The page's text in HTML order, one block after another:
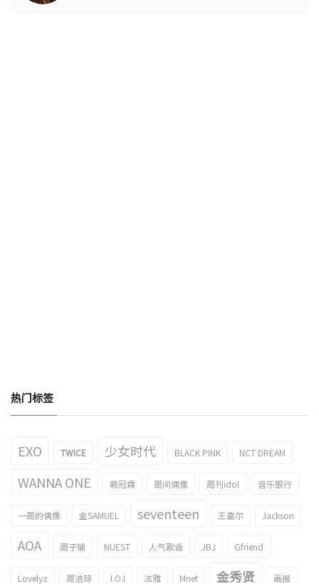
热门标签
EXO TWICE 少女时代 BLACK PINK NCT DREAM
WANNA ONE 赖冠霖 周间偶像 周刊idol 音乐银行
一周的偶像 金SAMUEL seventeen 王嘉尔 Jackson
AOA 周子瑜 NUEST 人气歌谣 JBJ Gfriend
Lovelyz 周洁琼 I.O.I 泫雅 Mnet 金秀贤 画报